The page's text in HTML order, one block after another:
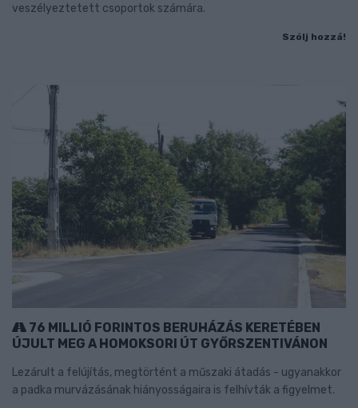
veszélyeztetett csoportok számára.
Szólj hozzá!
76 MILLIÓ FORINTOS BERUHÁZÁS KERETÉBEN
ÚJULT MEG A HOMOKSORI ÚT GYŐRSZENTIVÁNON
Lezárult a felújítás, megtörtént a műszaki átadás - ugyanakkor
a padka murvázásának hiányosságaira is felhívták a figyelmet.